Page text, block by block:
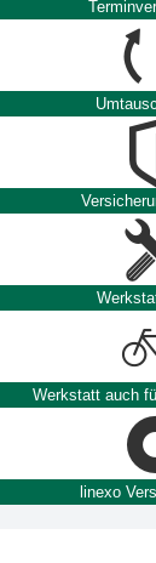
Werkstatt auch
linexo